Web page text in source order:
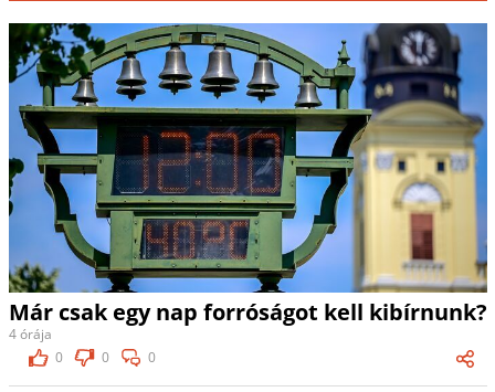
Már csak egy nap forróságot kell kibírnunk?
4 órája
0
0 0